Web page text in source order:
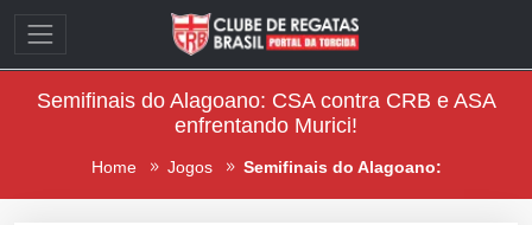
Semifinais do Alagoano: CSA contra CRB e ASA
enfrentando Murici!
Home Jogos Semifinais do Alagoano: